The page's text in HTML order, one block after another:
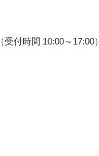
付時間 10:00～17:00）